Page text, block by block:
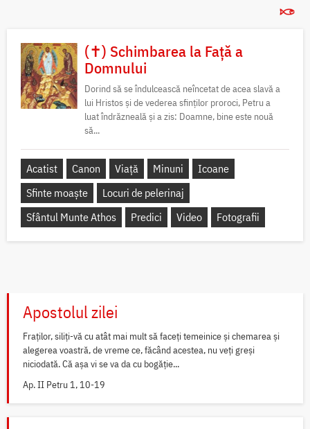
(✝) Schimbarea la Față a
Domnului
Dorind să se îndulcească neîncetat de acea slavă a
lui Hristos și de vederea sfinților proroci, Petru a
luat îndrăzneală și a zis: Doamne, bine este nouă
să...
Acatist Canon Viață Minuni
Icoane
Sfinte moaște
Locuri de pelerinaj
Sfântul Munte Athos
Predici Video Fotografii
Apostolul zilei
Fraților, siliți-vă cu atât mai mult să faceți temeinice și chemarea și
alegerea voastră, de vreme ce, făcând acestea, nu veți greși
niciodată. Că așa vi se va da cu bogăție...
Ap. II Petru 1, 10-19